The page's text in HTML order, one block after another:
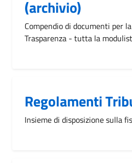
(archivio)
Compendio di documenti per
Trasparenza - tutta la
Regolamenti
Insieme di disposizione sulla